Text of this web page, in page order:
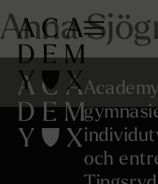
Anna
och